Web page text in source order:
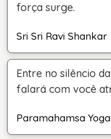
força surge.
Sri Sri Ravi Shankar
Entre no silêncio
falará com você
Paramahamsa